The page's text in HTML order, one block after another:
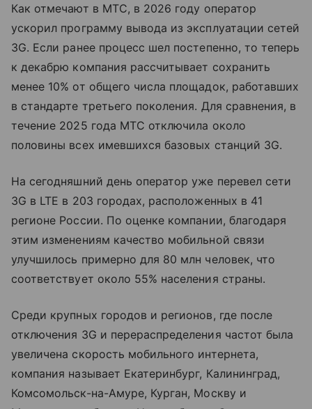
Как отмечают в МТС, в 2026 году оператор
ускорил программу вывода из эксплуатации сетей
3G. Если ранее процесс шел постепенно, то теперь
к декабрю компания рассчитывает сохранить
менее 10% от общего числа площадок, работавших
в стандарте третьего поколения. Для сравнения, в
течение 2025 года МТС отключила около
половины всех имевшихся базовых станций 3G.
На сегодняшний день оператор уже перевел сети
3G в LTE в 203 городах, расположенных в 41
регионе России. По оценке компании, благодаря
этим изменениям качество мобильной связи
улучшилось примерно для 80 млн человек, что
соответствует около 55% населения страны.
Среди крупных городов и регионов, где после
отключения 3G и перераспределения частот была
увеличена скорость мобильного интернета,
компания называет Екатеринбург, Калининград,
Комсомольск-на-Амуре, Курган, Москву и